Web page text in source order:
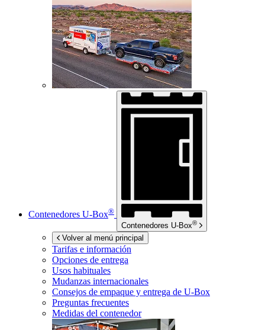
Contenedores U-Box®
Contenedores U-Box®
Volver al menú principal
Tarifas e información
Opciones de entrega
Usos habituales
Mudanzas internacionales
Consejos de empaque y entrega de U-Box
Preguntas frecuentes
Medidas del contenedor